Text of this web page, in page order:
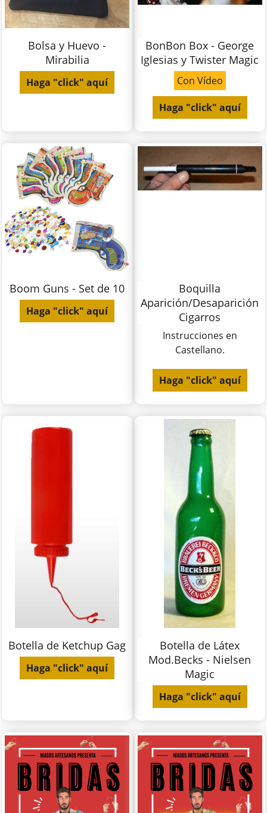
Bolsa y Huevo -
Mirabilia
Haga "click" aquí
BonBon Box - George
Iglesias y Twister Magic
Con Vídeo
Haga "click" aquí
Boom Guns - Set de 10
Haga "click" aquí
Boquilla
Aparición/Desaparición
Cigarros
Instrucciones en
Castellano.
Haga "click" aquí
Botella de Ketchup Gag
Haga "click" aquí
Botella de Látex
Mod.Becks - Nielsen
Magic
Haga "click" aquí